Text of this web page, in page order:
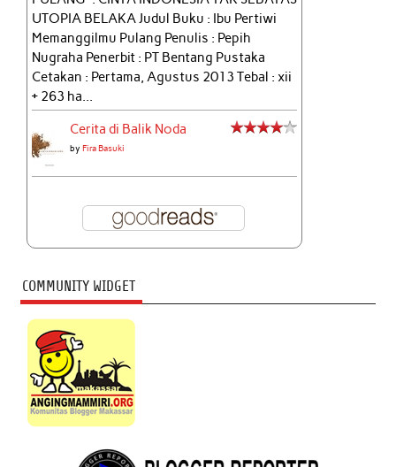
UTOPIA BELAKA Judul Buku : Ibu Pertiwi
Memanggilmu Pulang Penulis : Pepih
Nugraha Penerbit : PT Bentang Pustaka
Cetakan : Pertama, Agustus 2013 Tebal : xii
+ 263 ha...
Cerita di Balik Noda
byFira Basuki
COMMUNITY WIDGET